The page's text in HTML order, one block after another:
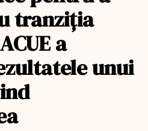
tranziția
a
unui